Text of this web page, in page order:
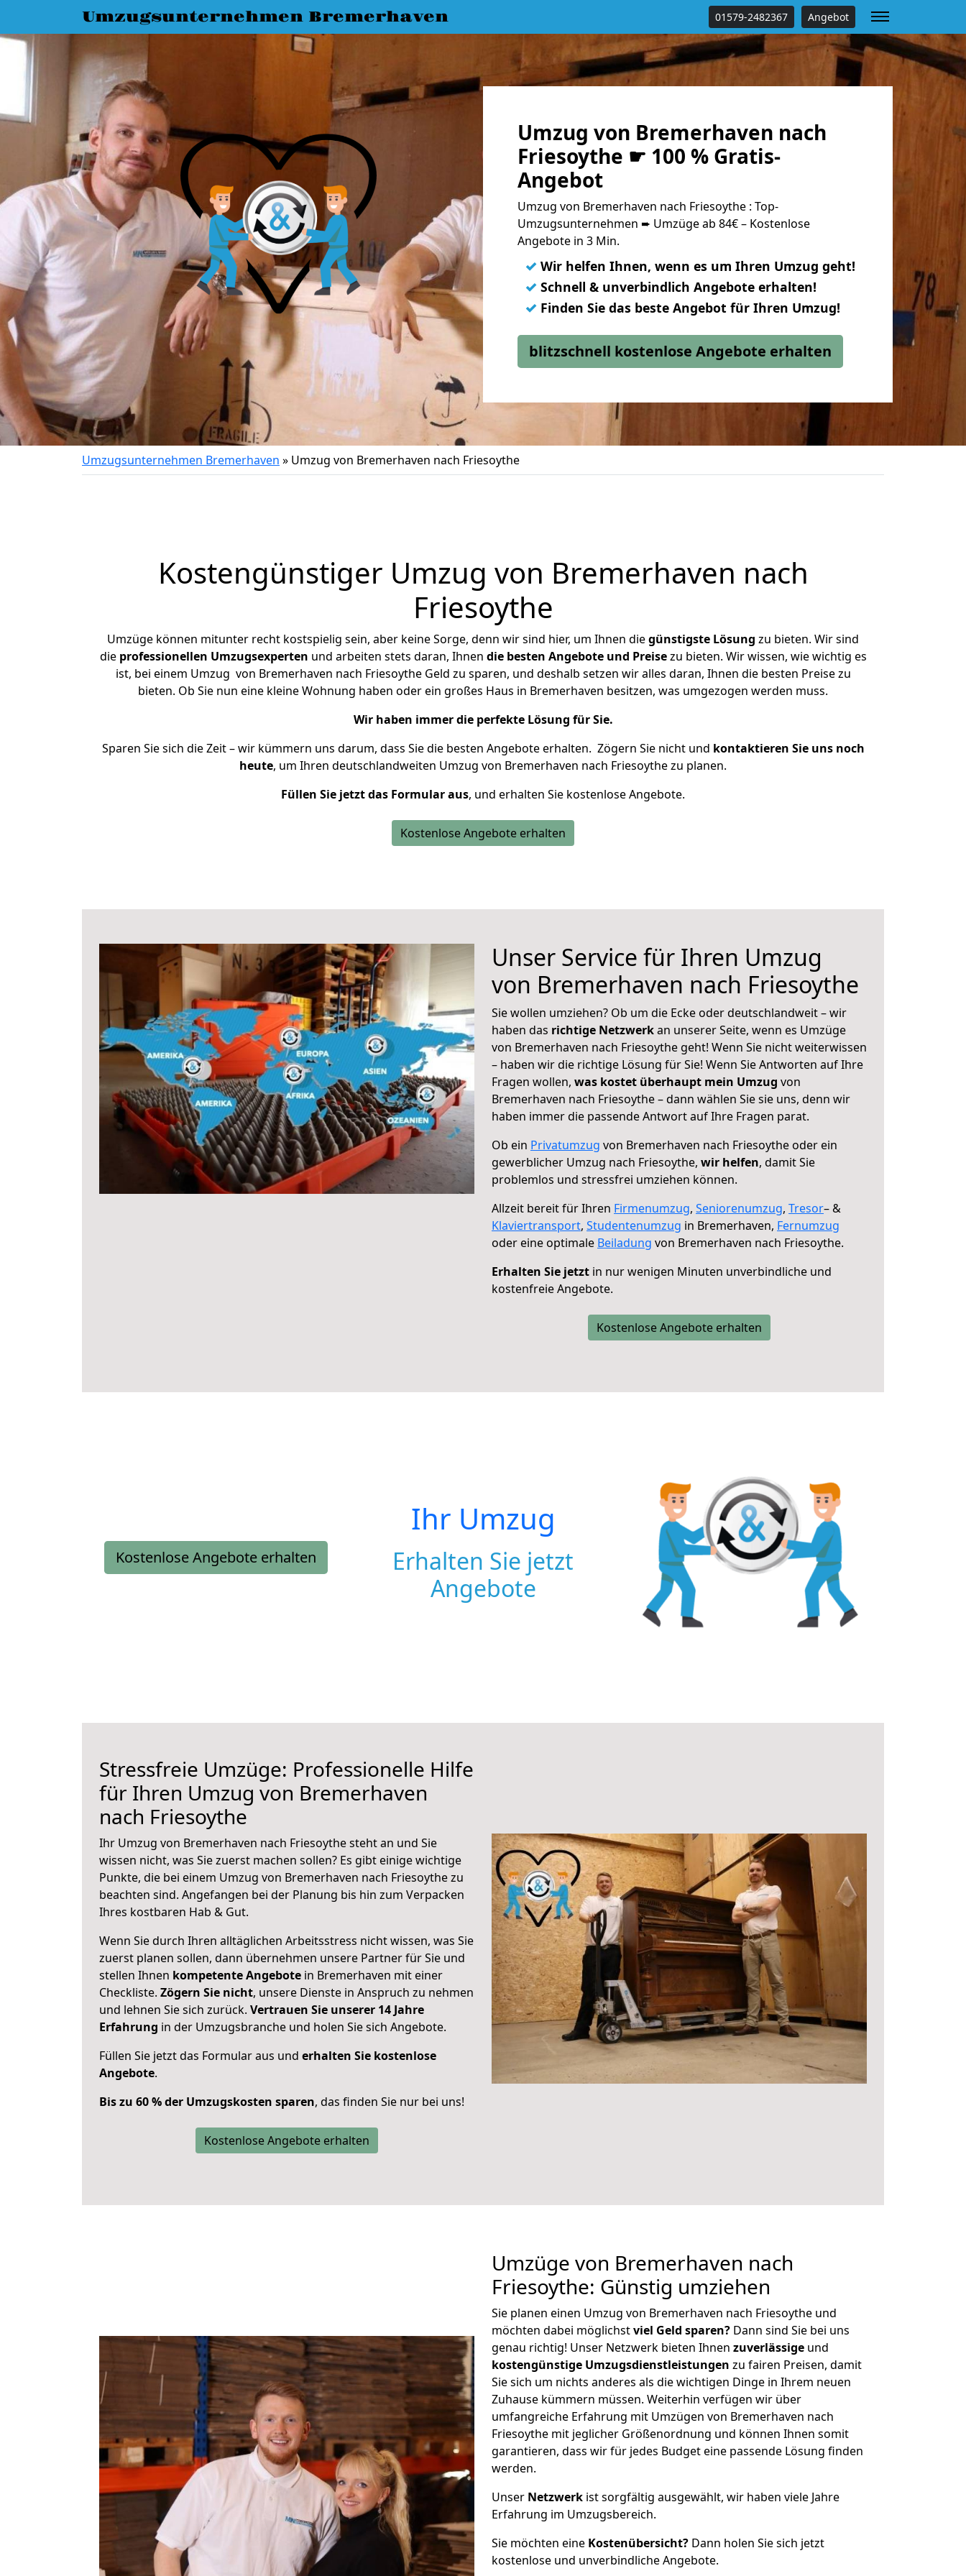
Umzugsunternehmen Bremerhaven 01579-2482367 Angebot
Umzug von Bremerhaven nach
Friesoythe ☛ 100 % Gratis-
Angebot
Umzug von Bremerhaven nach Friesoythe : Top-
Umzugsunternehmen ➨ Umzüge ab 84€ – Kostenlose
Angebote in 3 Min.
✓ Wir helfen Ihnen, wenn es um Ihren Umzug geht!
✓ Schnell & unverbindlich Angebote erhalten!
✓ Finden Sie das beste Angebot für Ihren Umzug!
blitzschnell kostenlose Angebote erhalten
Umzugsunternehmen Bremerhaven » Umzug von Bremerhaven nach Friesoythe
Kostengünstiger Umzug von Bremerhaven nach
Friesoythe
Umzüge können mitunter recht kostspielig sein, aber keine Sorge, denn wir sind hier, um Ihnen diegünstigste Lösung zu bieten. Wir sind
die professionellen Umzugsexperten und arbeiten stets daran, Ihnen die besten Angebote und Preisezu bieten. Wir wissen, wie wichtig es
ist, bei einem Umzug von Bremerhaven nach Friesoythe Geld zu sparen, und deshalb setzen wir alles daran, Ihnen die besten Preise zu
bieten. Ob Sie nun eine kleine Wohnung haben oder ein großes Haus in Bremerhaven besitzen, was umgezogen werden muss.
Wir haben immer die perfekte Lösung für Sie.
Sparen Sie sich die Zeit – wir kümmern uns darum, dass Sie die besten Angebote erhalten. Zögern Sie nicht und kontaktieren Sie uns noch
heute, um Ihren deutschlandweiten Umzug von Bremerhaven nach Friesoythe zu planen.
Füllen Sie jetzt das Formular aus, und erhalten Sie kostenlose Angebote.
Kostenlose Angebote erhalten
Unser Service für Ihren Umzug
von Bremerhaven nach Friesoythe
Sie wollen umziehen? Ob um die Ecke oder deutschlandweit – wir
haben das richtige Netzwerkan unserer Seite, wenn es Umzüge
von Bremerhaven nach Friesoythe geht! Wenn Sie nicht weiterwissen
– haben wir die richtige Lösung für Sie! Wenn Sie Antworten auf Ihre
Fragen wollen, was kostet überhaupt mein Umzug von
Bremerhaven nach Friesoythe – dann wählen Sie sie uns, denn wir
haben immer die passende Antwort auf Ihre Fragen parat.
Ob ein Privatumzug von Bremerhaven nach Friesoythe oder ein
gewerblicher Umzug nach Friesoythe, wir helfen, damit Sie
problemlos und stressfrei umziehen können.
Allzeit bereit für Ihren Firmenumzug, Seniorenumzug, Tresor– &
Klaviertransport, Studentenumzug in Bremerhaven, Fernumzug
oder eine optimale Beiladung von Bremerhaven nach Friesoythe.
Erhalten Sie jetzt in nur wenigen Minuten unverbindliche und
kostenfreie Angebote.
Kostenlose Angebote erhalten
Kostenlose Angebote erhalten
Ihr Umzug
Erhalten Sie jetzt
Angebote
Stressfreie Umzüge: Professionelle Hilfe
für Ihren Umzug von Bremerhaven
nach Friesoythe
Ihr Umzug von Bremerhaven nach Friesoythe steht an und Sie
wissen nicht, was Sie zuerst machen sollen? Es gibt einige wichtige
Punkte, die bei einem Umzug von Bremerhaven nach Friesoythe zu
beachten sind. Angefangen bei der Planung bis hin zum Verpacken
Ihres kostbaren Hab & Gut.
Wenn Sie durch Ihren alltäglichen Arbeitsstress nicht wissen, was Sie
zuerst planen sollen, dann übernehmen unsere Partner für Sie und
stellen Ihnen kompetente Angebote in Bremerhaven mit einer
Checkliste. Zögern Sie nicht, unsere Dienste in Anspruch zu nehmen
und lehnen Sie sich zurück. Vertrauen Sie unserer 14 Jahre
Erfahrung in der Umzugsbranche und holen Sie sich Angebote.
Füllen Sie jetzt das Formular aus und erhalten Sie kostenlose
Angebote.
Bis zu 60 % der Umzugskosten sparen, das finden Sie nur bei uns!
Kostenlose Angebote erhalten
Umzüge von Bremerhaven nach
Friesoythe: Günstig umziehen
Sie planen einen Umzug von Bremerhaven nach Friesoythe und
möchten dabei möglichstviel Geld sparen? Dann sind Sie bei uns
genau richtig! Unser Netzwerk bieten Ihnen zuverlässige und
kostengünstige Umzugsdienstleistungen zu fairen Preisen, damit
Sie sich um nichts anderes als die wichtigen Dinge in Ihrem neuen
Zuhause kümmern müssen. Weiterhin verfügen wir über
umfangreiche Erfahrung mit Umzügen von Bremerhaven nach
Friesoythe mit jeglicher Größenordnung und können Ihnen somit
garantieren, dass wir für jedes Budget eine passende Lösung finden
werden.
Unser Netzwerk ist sorgfältig ausgewählt, wir haben viele Jahre
Erfahrung im Umzugsbereich.
Sie möchten eine Kostenübersicht? Dann holen Sie sich jetzt
kostenlose und unverbindliche Angebote.